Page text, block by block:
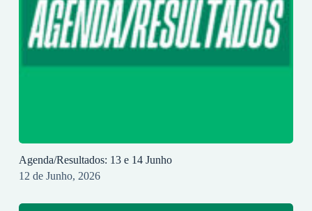
Agenda/Resultados: 13 e 14 Junho
12 de Junho, 2026